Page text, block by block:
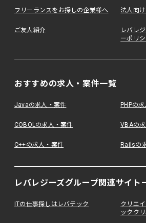
フリーランスをお探しの企業様へ 法人向
ご友人紹介
レバレ
ーポリ
おすすめの求人・案件一覧
Javaの求人・案件 PHPの
COBOLの求人・案件 VBAの
C++の求人・案件 Railsの
レバレジーズグループ関連サイト
ITの仕事探しはレバテック
クリエ
ックク